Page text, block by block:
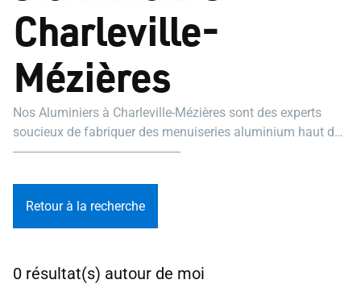
Charleville-
Mézières
Nos Aluminiers à Charleville-Mézières sont des experts
soucieux de fabriquer des menuiseries aluminium haut de
gamme, esthétiques, performantes et durables.
Retour à la recherche
0 résultat(s) autour de moi